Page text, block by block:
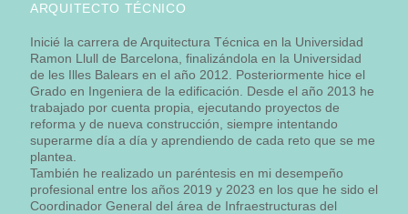
ARQUITECTO TÉCNICO
Inicié la carrera de Arquitectura Técnica en la Universidad
Ramon Llull de Barcelona, finalizándola en la Universidad
de les Illes Balears en el año 2012. Posteriormente hice el
Grado en Ingeniera de la edificación. Desde el año 2013 he
trabajado por cuenta propia, ejecutando proyectos de
reforma y de nueva construcción, siempre intentando
superarme día a día y aprendiendo de cada reto que se me
plantea.
También he realizado un paréntesis en mi desempeño
profesional entre los años 2019 y 2023 en los que he sido el
Coordinador General del área de Infraestructuras del